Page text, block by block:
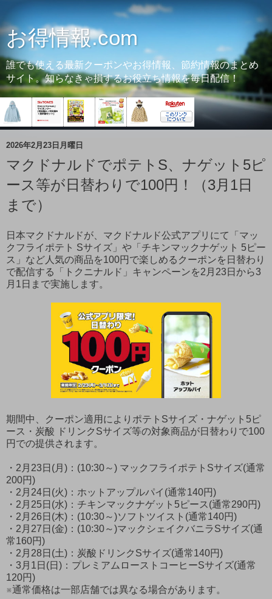
お得情報.com
誰でも使える最新クーポンやお得情報、節約情報のまとめ
サイト。知らなきゃ損するお役立ち情報を毎日配信！
2026年2月23日月曜日
マクドナルドでポテトS、ナゲット5ピ
ース等が日替わりで100円！（3月1日
まで）
日本マクドナルドが、マクドナルド公式アプリにて「マッ
クフライポテト Sサイズ」や「チキンマックナゲット 5ピー
ス」など人気の商品を100円で楽しめるクーポンを日替わり
で配信する「トクニナルド」キャンペーンを2月23日から3
月1日まで実施します。
期間中、クーポン適用によりポテトSサイズ・ナゲット5ピ
ース・炭酸 ドリンクSサイズ等の対象商品が日替わりで100
円での提供されます。
・2月23日(月)：(10:30～) マックフライポテトSサイズ(通常
200円)
・2月24日(火)：ホットアップルパイ(通常140円)
・2月25日(水)：チキンマックナゲット5ピース(通常290円)
・2月26日(木)：(10:30～)ソフトツイスト(通常140円)
・2月27日(金)：(10:30～)マックシェイクバニラSサイズ(通
常160円)
・2月28日(土)：炭酸ドリンクSサイズ(通常140円)
・3月1日(日)：プレミアムローストコーヒーSサイズ(通常
120円)
※通常価格は一部店舗では異なる場合があります。